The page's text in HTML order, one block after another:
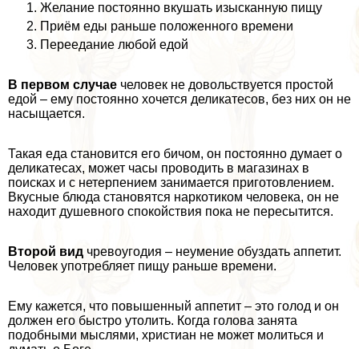
Желание постоянно вкушать изысканную пищу
Приём еды раньше положенного времени
Переедание любой едой
В первом случае человек не довольствуется простой
едой – ему постоянно хочется деликатесов, без них он не
насыщается.
Такая еда становится его бичом, он постоянно думает о
деликатесах, может часы проводить в магазинах в
поисках и с нетерпением занимается приготовлением.
Вкусные блюда становятся наркотиком человека, он не
находит душевного спокойствия пока не пересытится.
Второй вид чревоугодия – неумение обуздать аппетит.
Человек употрeбляет пищу раньше времени.
Ему кажется, что повышенный аппетит – это голод и он
должен его быстро утолить. Когда голова занята
подобными мыслями, христиан не может молиться и